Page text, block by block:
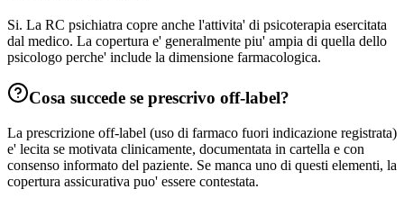
Si. La RC psichiatra copre anche l'attivita' di psicoterapia esercitata
dal medico. La copertura e' generalmente piu' ampia di quella dello
psicologo perche' include la dimensione farmacologica.
Cosa succede se prescrivo off-label?
La prescrizione off-label (uso di farmaco fuori indicazione registrata)
e' lecita se motivata clinicamente, documentata in cartella e con
consenso informato del paziente. Se manca uno di questi elementi, la
copertura assicurativa puo' essere contestata.